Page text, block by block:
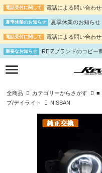
電話受付に関して 電話による問い合わ
夏季休業のお知らせ 夏季休業のお知らせ
電話受付に関して 電話による問い合わ
重要なお知らせ REIZブランドのコピー
全商品 カテゴリーからさがす ■
プ/デイライト
NISSAN